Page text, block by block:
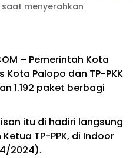
menyerahkan
– Pemerintah Kota
Kota Palopo dan TP-PKK
1.192 paket berbagi
itu di hadiri langsung
TP-PPK, di Indoor
2024).